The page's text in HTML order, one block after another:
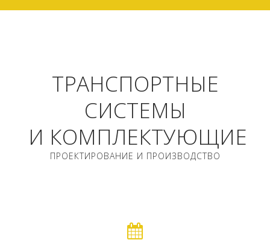
ТРАНСПОРТНЫЕ
СИСТЕМЫ
И КОМПЛЕКТУЮЩИЕ
ПРОЕКТИРОВАНИЕ И ПРОИЗВОДСТВО